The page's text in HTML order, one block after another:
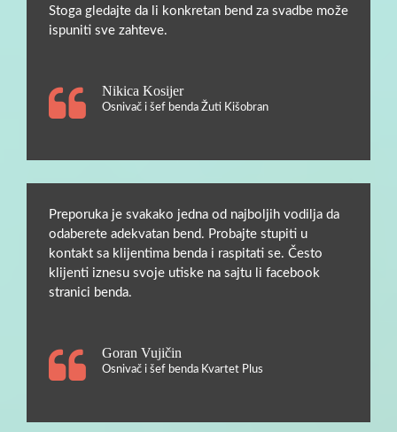
Stoga gledajte da li konkretan bend za svadbe može
ispuniti sve zahteve.
Nikica Kosijer
Osnivač i šef benda Žuti Kišobran
Preporuka je svakako jedna od najboljih vodilja da
odaberete adekvatan bend. Probajte stupiti u
kontakt sa klijentima benda i raspitati se. Često
klijenti iznesu svoje utiske na sajtu li facebook
stranici benda.
Goran Vujičin
Osnivač i šef benda Kvartet Plus